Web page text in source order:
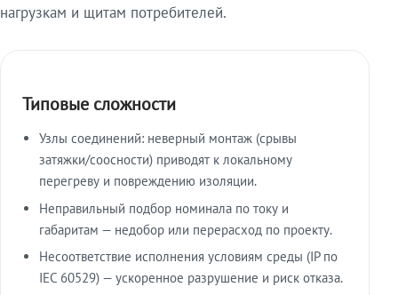
нагрузкам и щитам потребителей.
Типовые сложности
Узлы соединений: неверный монтаж (срывы
затяжки/соосности) приводят к локальному
перегреву и повреждению изоляции.
Неправильный подбор номинала по току и
габаритам — недобор или перерасход по проекту.
Несоответствие исполнения условиям среды (IP по
IEC 60529) — ускоренное разрушение и риск отказа.